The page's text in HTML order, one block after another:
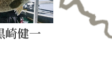
崎健一